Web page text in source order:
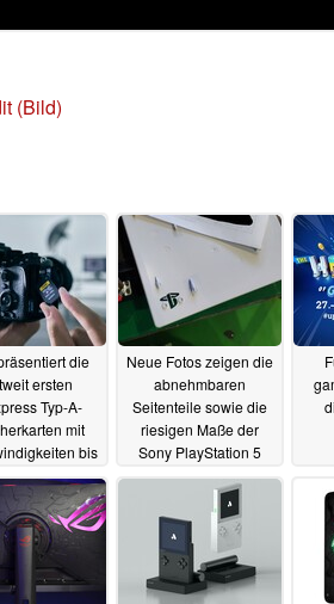
(Bild)
die
ersten
Typ-A-
mit
bis
s28.07.2020
Neue Fotos zeigen die
abnehmbaren
Seitenteile sowie die
riesigen Maße der
Sony PlayStation 5
28.07.2020